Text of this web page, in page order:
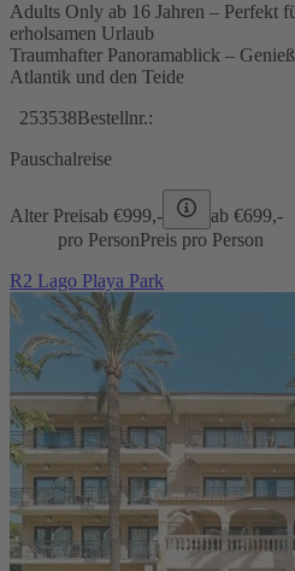
Adults Only ab 16 Jahren – Perfekt
erholsamen Urlaub
Traumhafter Panoramablick –
Atlantik und den Teide
253538Bestellnr.:
Pauschalreise
Alter Preisab €999,- ab €699,-
pro PersonPreis pro Person
R2 Lago Playa Park